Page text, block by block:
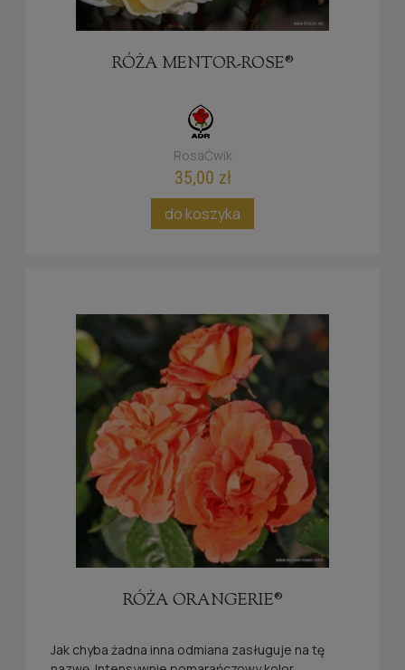
RÓŻA MENTOR-ROSE®
RosaĆwik
35,00 zł
do koszyka
RÓŻA ORANGERIE®
Jak chyba żadna inna odmiana zasługuje na tę